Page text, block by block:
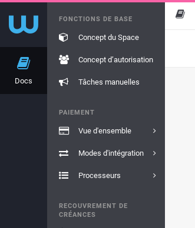
Docs
FONCTIONS DE BASE
Concept du Space
Concept d’autorisation
Tâches manuelles
PAIEMENT
Vue d'ensemble
Modes d'intégration
Processeurs
RECOUVREMENT DE
CRÉANCES